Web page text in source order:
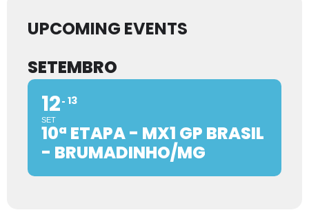
UPCOMING EVENTS
SETEMBRO
12
SET
13
10ª ETAPA - MX1 GP BRASIL
- BRUMADINHO/MG